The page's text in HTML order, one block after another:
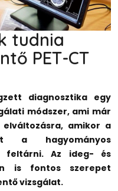
tudnia
PET-CT
diagnosztika egy
módszer, ami már
amikor a
a hagyományos
feltárni. Az ideg- és
is fontos szerepet
vizsgálat.